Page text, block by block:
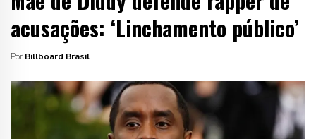
acusações: ‘Linchamento público’
Por Billboard Brasil